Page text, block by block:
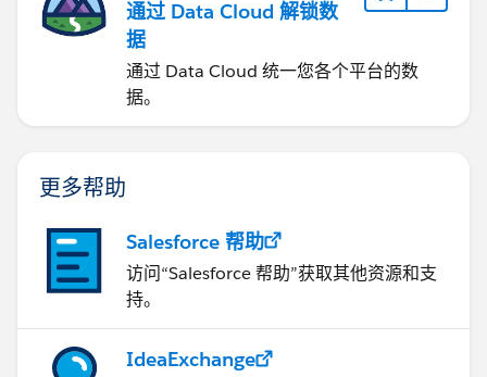
通过 Data Cloud 解锁数
据
通过 Data Cloud 统一您各个平台的数
据。
更多帮助
Salesforce 帮助
访问“Salesforce 帮助”获取其他资源和支
持。
IdeaExchange